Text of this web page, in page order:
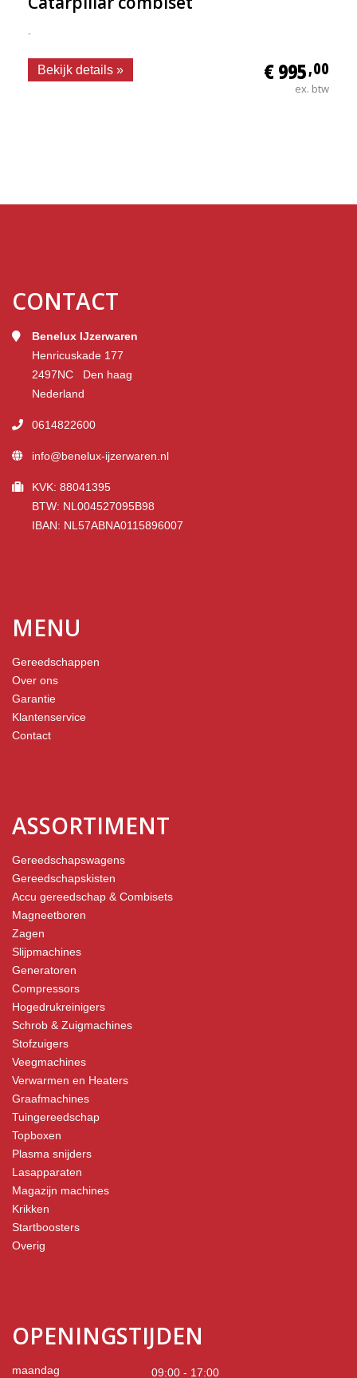
-
€ 995,00
ex. btw
Bekijk details »
CONTACT
Benelux IJzerwaren
Henricuskade 177
2497NC Den haag
Nederland
0614822600
info@benelux-ijzerwaren.nl
KVK: 88041395
BTW: NL004527095B98
IBAN: NL57ABNA0115896007
MENU
Gereedschappen
Over ons
Garantie
Klantenservice
Contact
ASSORTIMENT
Gereedschapswagens
Gereedschapskisten
Accu gereedschap & Combisets
Magneetboren
Zagen
Slijpmachines
Generatoren
Compressors
Hogedrukreinigers
Schrob & Zuigmachines
Stofzuigers
Veegmachines
Verwarmen en Heaters
Graafmachines
Tuingereedschap
Topboxen
Plasma snijders
Lasapparaten
Magazijn machines
Krikken
Startboosters
Overig
OPENINGSTIJDEN
maandag 09:00 - 17:00